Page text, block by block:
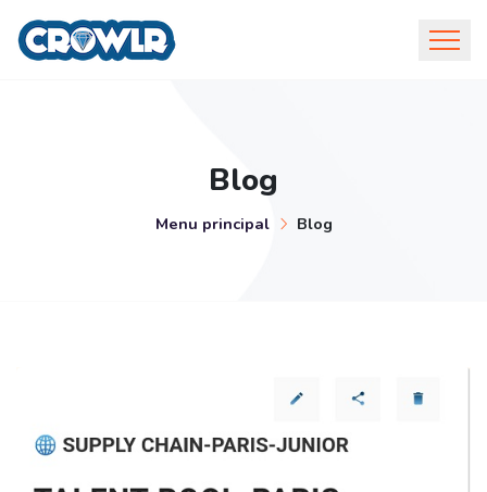
Blog
Menu principal Blog